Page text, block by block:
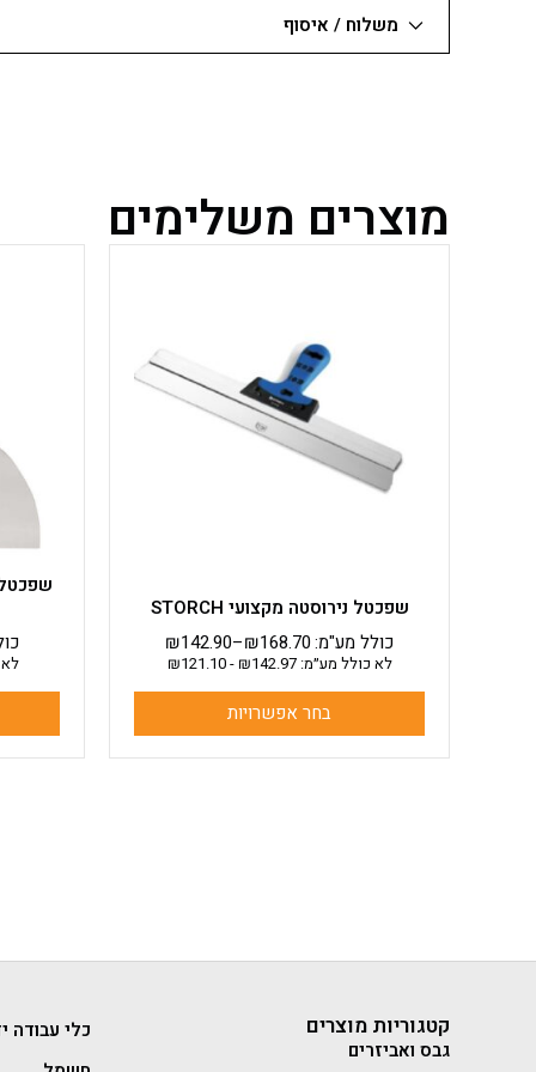
משלוח / איסוף
מוצרים משלימים
שפכטל נירוסטה מקצועי STORCH
₪142.90–₪168.70כולל מע"מ:
לא כולל מע״מ: ₪142.97
-
₪121.10
בחר אפשרויות
סוגים.
ניתן
לבחור
קטגוריות מוצרים
גבס ואביזרים
כלי עבודה